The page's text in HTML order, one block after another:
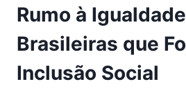
Rumo à
Brasileiras que
Inclusão Social